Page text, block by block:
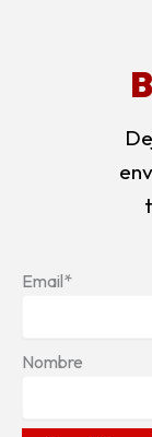
Email*
Nombre